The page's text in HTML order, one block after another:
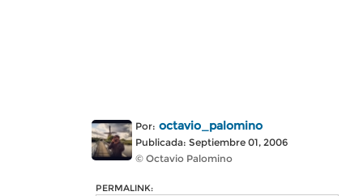
Por: octavio_palomino
Publicada: Septiembre 01, 2006
© Octavio Palomino
PERMALINK: